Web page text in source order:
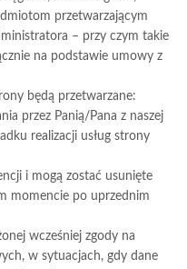
przetwarzającym
– przy czym takie
na podstawie umowy z
będą przetwarzane:
przez Panią/Pana z naszej
realizacji usług strony
i mogą zostać usunięte
momencie po uprzednim
wcześniej zgody na
w sytuacjach, gdy dane